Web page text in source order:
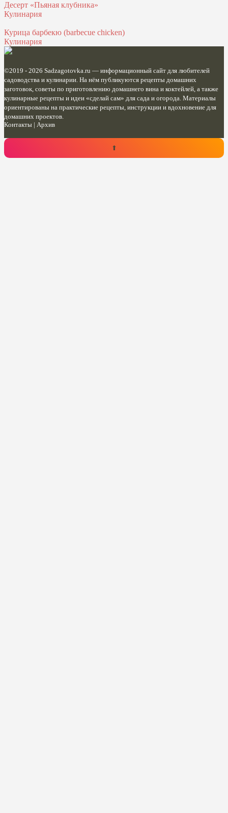
Десерт «Пьяная клубника»
Кулинария
Курица барбекю (barbecue chicken)
Кулинария
©2019 - 2026 Sadzagotovka.ru — информационный сайт для любителей
садоводства и кулинарии. На нём публикуются рецепты домашних
заготовок, советы по приготовлению домашнего вина и коктейлей, а также
кулинарные рецепты и идеи «сделай сам» для сада и огорода. Материалы
ориентированы на практические рецепты, инструкции и вдохновение для
домашних проектов.
Контакты | Архив